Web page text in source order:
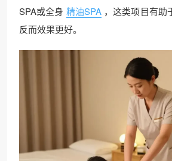
SPA或全身 精油SPA ，这类项目有助
反而效果更好。